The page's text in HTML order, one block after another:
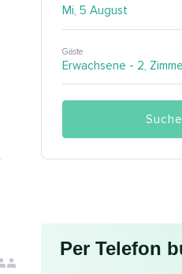
Gäste
Per Telefon